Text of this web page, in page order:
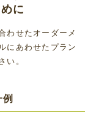
に
わせたオーダーメ
にあわせたプラン
い。